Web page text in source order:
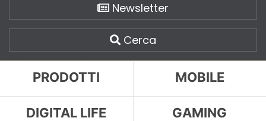
Newsletter
Cerca
PRODOTTI MOBILE
DIGITAL LIFE GAMING